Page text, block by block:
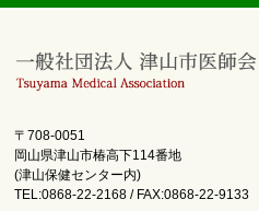
〒708-0051
岡山県津山市椿高下114番地
(津山保健センター内)
TEL:0868-22-2168 / FAX:0868-22-9133